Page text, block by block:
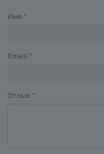
Имя *
Email *
Отзыв *